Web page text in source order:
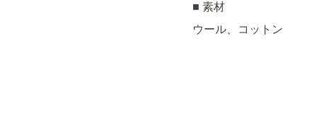
■ 素材
ウール、コットン